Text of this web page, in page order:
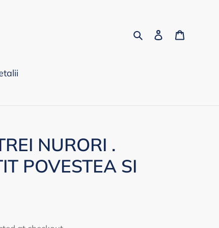
SearchLog in
NURORI .
POVESTEA SI